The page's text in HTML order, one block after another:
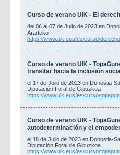
Curso de verano UIK - El
del 06 al 07 de Julio de 2023 en
Ararteko
https://www.uik.eus/es/curso/
Curso de verano UIK -
transitar hacia la inclusión
el 17 de Julio de 2023 en Donostia-
Diputación Foral de Gipuzkoa
https://www.uik.eus/es/curso/
Curso de verano UIK -
autodeterminación y el
el 18 de Julio de 2023 en Donostia-
Diputación Foral de Gipuzkoa
https://www.uik.eus/es/curso/